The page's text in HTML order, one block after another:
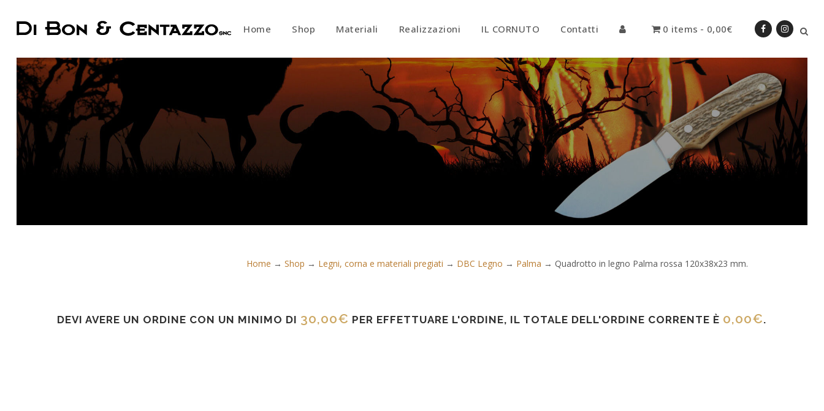
Home Shop Materiali Realizzazioni IL CORNUTO Contatti 0 items 0,00€
Home → Shop → Legni, corna e materiali pregiati → DBC Legno → Palma → Quadrotto in legno Palma rossa 120x38x23 mm.
DEVI AVERE UN ORDINE CON UN MINIMO DI 30,00€ PER EFFETTUARE L'ORDINE, IL TOTALE DELL'ORDINE CORRENTE È 0,00€.